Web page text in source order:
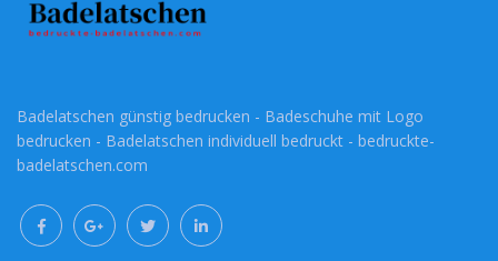
Badelatschen günstig bedrucken - Badeschuhe mit Logo
bedrucken - Badelatschen individuell bedruckt - bedruckte-
badelatschen.com